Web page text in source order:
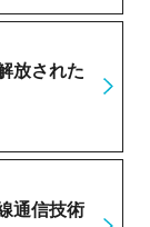
放された
通信技術